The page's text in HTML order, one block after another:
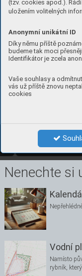
(tzv. cookies apod.).
uložením volitelných
Anonymní unikátní ID
Díky němu příště
budeme tak moci
Identifikátor je zcela
Vaše souhlasy a
vás už příště znovu
cookies
2/2019 11
Nenechte si
Vodní
Namísto
rybník,